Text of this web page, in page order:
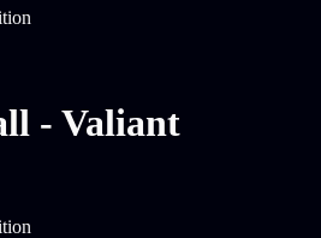
- Valiant